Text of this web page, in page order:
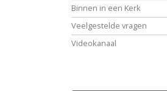
Binnen in een Kerk
Veelgestelde vragen
Videokanaal